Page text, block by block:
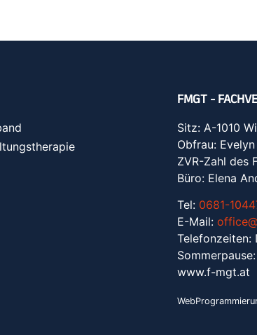
FMGT -
Sitz: A-1010
Obfrau:
ZVR-Zahl des
Büro: Elena
Tel: 0681-
E-Mail:
Telefonzeiten:
www.f-mgt.at